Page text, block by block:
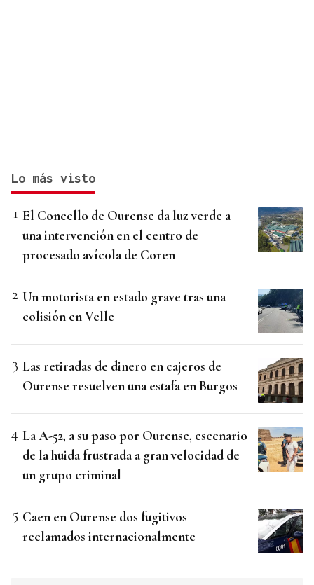
Lo más visto
El Concello de Ourense da luz verde a
una intervención en el centro de
procesado avícola de Coren
Un motorista en estado grave tras una
colisión en Velle
Las retiradas de dinero en cajeros de
Ourense resuelven una estafa en Burgos
La A-52, a su paso por Ourense, escenario
de la huida frustrada a gran velocidad de
un grupo criminal
Caen en Ourense dos fugitivos
reclamados internacionalmente